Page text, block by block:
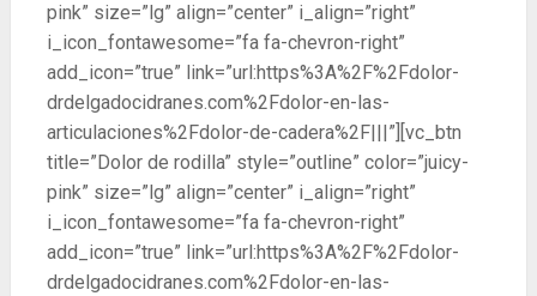
pink” size=”lg” align=”center” i_align=”right”
i_icon_fontawesome=”fa fa-chevron-right”
add_icon=”true” link=”url:https%3A%2F%2Fdolor-
drdelgadocidranes.com%2Fdolor-en-las-
articulaciones%2Fdolor-de-cadera%2F|||”][vc_btn
title=”Dolor de rodilla” style=”outline” color=”juicy-
pink” size=”lg” align=”center” i_align=”right”
i_icon_fontawesome=”fa fa-chevron-right”
add_icon=”true” link=”url:https%3A%2F%2Fdolor-
drdelgadocidranes.com%2Fdolor-en-las-